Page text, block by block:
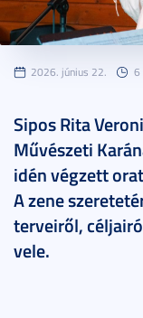
2026. június 22. 6
Sipos Rita
Művészeti
idén végzett
A zene
terveiről,
vele.